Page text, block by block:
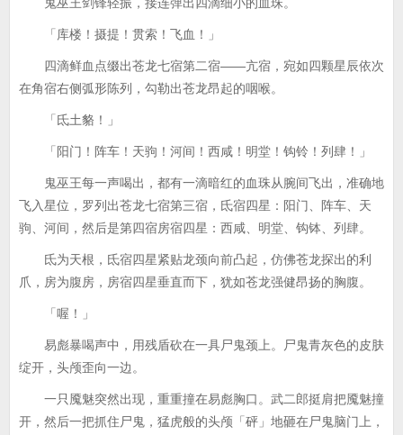
「库楼！摄提！贯索！飞血！」
四滴鲜血点缀出苍龙七宿第二宿——亢宿，宛如四颗星辰依次
在角宿右侧弧形陈列，勾勒出苍龙昂起的咽喉。
「氐土貉！」
「阳门！阵车！天驹！河间！西咸！明堂！钩铃！列肆！」
鬼巫王每一声喝出，都有一滴暗红的血珠从腕间飞出，准确地
飞入星位，罗列出苍龙七宿第三宿，氐宿四星：阳门、阵车、天
驹、河间，然后是第四宿房宿四星：西咸、明堂、钩钵、列肆。
氐为天根，氐宿四星紧贴龙颈向前凸起，仿佛苍龙探出的利
爪，房为腹房，房宿四星垂直而下，犹如苍龙强健昂扬的胸腹。
「喔！」
易彪暴喝声中，用残盾砍在一具尸鬼颈上。尸鬼青灰色的皮肤
绽开，头颅歪向一边。
一只魇魅突然出现，重重撞在易彪胸口。武二郎挺肩把魇魅撞
开，然后一把抓住尸鬼，猛虎般的头颅「砰」地砸在尸鬼脑门上，